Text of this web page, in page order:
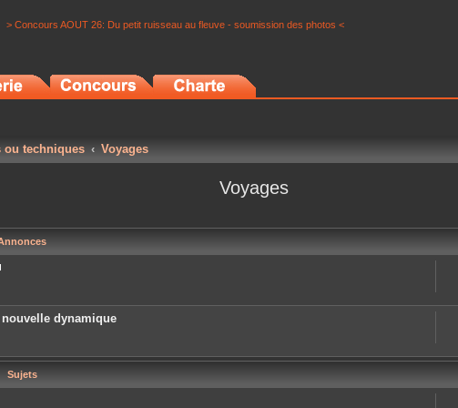
> Concours AOUT 26: Du petit ruisseau au fleuve - soumission des photos <
ou techniques Voyages
Voyages
c
e
i
t
dynamique
Sujets